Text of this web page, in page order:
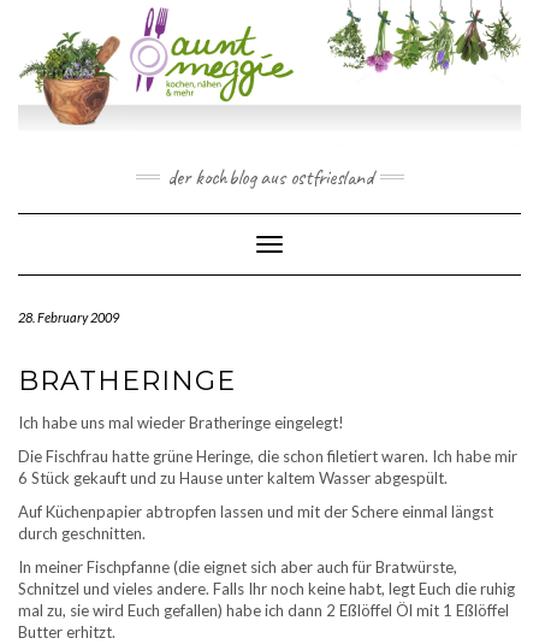
content
der kochblog aus ostfriesland
Toggle Navigation
28. February 2009
BRATHERINGE
Ich habe uns mal wieder Bratheringe eingelegt!
Die Fischfrau hatte grüne Heringe, die schon filetiert waren. Ich habe mir
6 Stück gekauft und zu Hause unter kaltem Wasser abgespült.
Auf Küchenpapier abtropfen lassen und mit der Schere einmal längst
durch geschnitten.
In meiner Fischpfanne (die eignet sich aber auch für Bratwürste,
Schnitzel und vieles andere. Falls Ihr noch keine habt, legt Euch die ruhig
mal zu, sie wird Euch gefallen) habe ich dann 2 Eßlöffel Öl mit 1 Eßlöffel
Butter erhitzt.